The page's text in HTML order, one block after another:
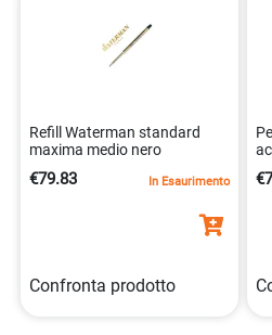
Refill Waterman standard
maxima medio nero
€79.83 In Esaurimento
Confronta prodotto